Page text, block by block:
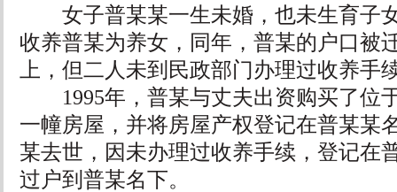
女子普某某一生未婚，也未生育子女
收养普某为养女，同年，普某的户口被
上，但二人未到民政部门办理过收养手
1995年，普某与丈夫出资购买了位
一幢房屋，并将房屋产权登记在普某某
某去世，因未办理过收养手续，登记在
过户到普某名下。